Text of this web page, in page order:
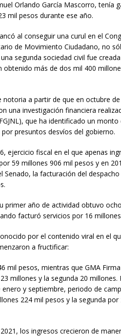
Orlando García Mascorro, tenía
mil pesos durante ese año.
al conseguir una curul en el
de Movimiento Ciudadano, no
segunda sociedad civil fue
obtenido más de dos mil 400
a partir de que en octubre de
una investigación financiera
que ha identificado un monto
presuntos desvíos del gobierno.
ejercicio fiscal en el que apenas
59 millones 906 mil pesos y en
Senado, la facturación del
primer año de actividad obtuvo
facturó servicios por 16
por el contenido viral en el
a fructificar:
mil pesos, mientras que GMA Firma
millones y la segunda 20 millones.
y septiembre, periodo de
224 mil pesos y la segunda por
los ingresos crecieron de